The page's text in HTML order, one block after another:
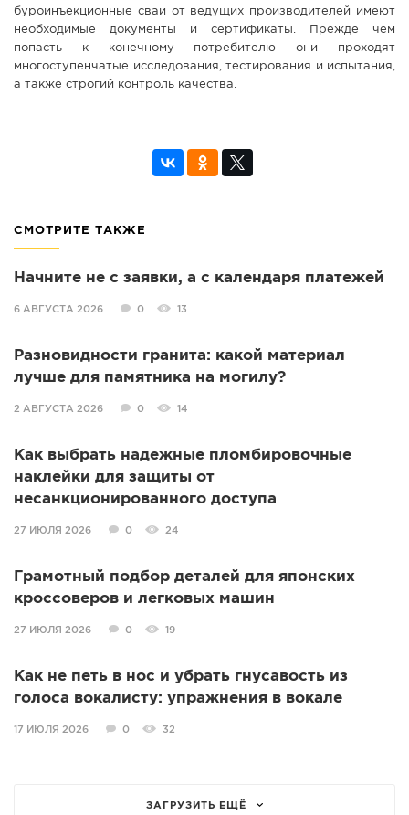
буроинъекционные сваи от ведущих производителей имеют
необходимые документы и сертификаты. Прежде чем
попасть к конечному потребителю они проходят
многоступенчатые исследования, тестирования и испытания,
а также строгий контроль качества.
СМОТРИТЕ ТАКЖЕ
Начните не с заявки, а с календаря платежей
6 АВГУСТА 2026 0 13
Разновидности гранита: какой материал
лучше для памятника на могилу?
2 АВГУСТА 2026 0 14
Как выбрать надежные пломбировочные
наклейки для защиты от
несанкционированного доступа
27 ИЮЛЯ 2026 0 24
Грамотный подбор деталей для японских
кроссоверов и легковых машин
27 ИЮЛЯ 2026 0 19
Как не петь в нос и убрать гнусавость из
голоса вокалисту: упражнения в вокале
17 ИЮЛЯ 2026 0 32
ЗАГРУЗИТЬ ЕЩЁ